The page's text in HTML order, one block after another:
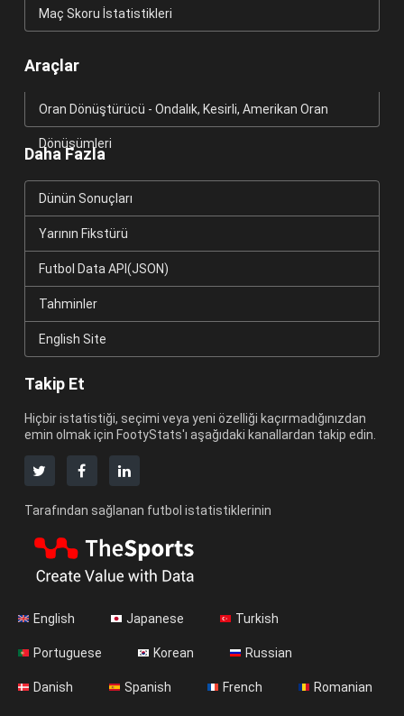
Maç Skoru İstatistikleri
Araçlar
Oran Dönüştürücü - Ondalık, Kesirli, Amerikan Oran
Dönüşümleri
Daha Fazla
Dünün Sonuçları
Yarının Fikstürü
Futbol Data API(JSON)
Tahminler
English Site
Takip Et
Hiçbir istatistiği, seçimi veya yeni özelliği kaçırmadığınızdan
emin olmak için FootyStats'ı aşağıdaki kanallardan takip edin.
Tarafından sağlanan futbol istatistiklerinin
English Japanese Turkish
Portuguese Korean Russian
Danish Spanish French Romanian